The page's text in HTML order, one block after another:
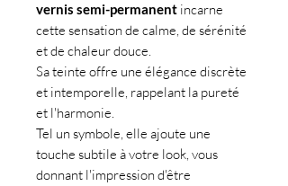
vernis semi-permanent incarne
cette sensation de calme, de sérénité
et de chaleur douce.
Sa teinte offre une élégance discrète
et intemporelle, rappelant la pureté
et l'harmonie.
Tel un symbole, elle ajoute une
touche subtile à votre look, vous
donnant l'impression d'être